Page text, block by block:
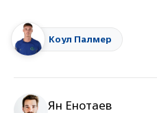
Коул Палмер
Ян Енотаев